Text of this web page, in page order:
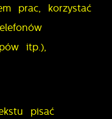
prac, korzystać
itp.),
pisać